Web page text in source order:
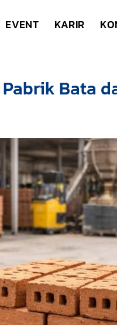
EVENT KARIR
Bata